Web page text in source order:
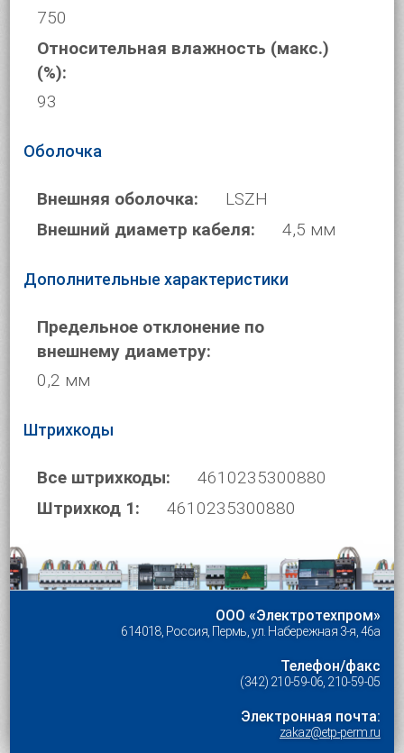
750
Относительная влажность (макс.)
(%):
93
Оболочка
Внешняя оболочка:
LSZH
Внешний диаметр кабеля:
4,5 мм
Дополнительные характеристики
Предельное отклонение по
внешнему диаметру:
0,2 мм
Штрихкоды
Все штрихкоды:
4610235300880
Штрихкод 1:
4610235300880
ООО «Электротехпром»
614018, Россия, Пермь, ул. Набережная 3-я, 46а
Телефон/факс
(342) 210-59-06, 210-59-05
Электронная почта:
zakaz@etp-perm.ru